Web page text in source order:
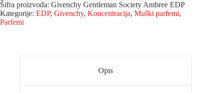
Šifra proizvoda: Givenchy Gentleman Society Ambree EDP
Kategorije: EDP, Givenchy, Koncentracija, Muški parfemi,
Parfemi
Opis